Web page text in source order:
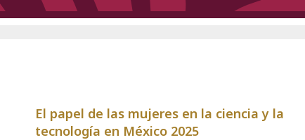
El papel de las mujeres en la ciencia y la
tecnología en México 2025